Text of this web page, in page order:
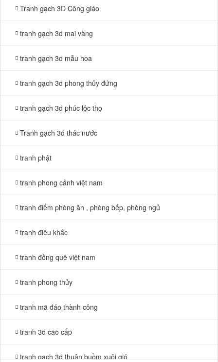
Tranh gạch 3D Công giáo
tranh gạch 3d mai vàng
tranh gạch 3d mẫu hoa
tranh gạch 3d phong thủy đứng
tranh gạch 3d phúc lộc thọ
Tranh gạch 3d thác nước
tranh phật
tranh phong cảnh việt nam
tranh điểm phòng ăn , phòng bếp, phòng ngủ
tranh điêu khắc
tranh đồng quê việt nam
tranh phong thủy
tranh mã đáo thành công
tranh 3d cao cấp
tranh gạch 3d thuận buồm xuôi gió